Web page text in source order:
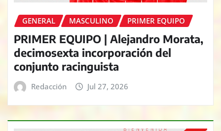
GENERAL MASCULINO PRIMER EQUIPO
PRIMER EQUIPO | Alejandro Morata,
decimosexta incorporación del
conjunto racinguista
Redacción Jul 27, 2026